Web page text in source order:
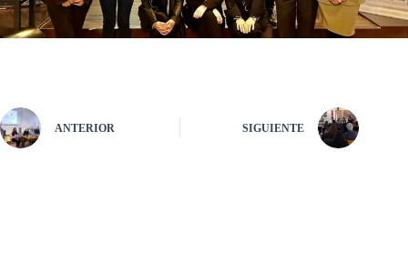
ANTERIOR SIGUIENTE